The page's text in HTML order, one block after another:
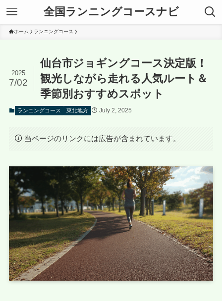
全国ランニングコースナビ
ホーム ランニングコース
仙台市ジョギングコース決定版！
観光しながら走れる人気ルート＆
季節別おすすめスポット
2025
7/02
ランニングコース 東北地方 July 2, 2025
当ページのリンクには広告が含まれています。